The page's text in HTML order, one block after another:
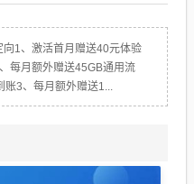
1、激活首月赠送40元体验
每月额外赠送45GB通用流
账3、每月额外赠送1...